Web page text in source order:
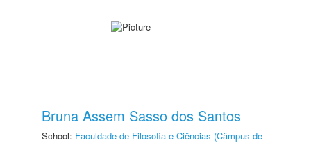
Bruna Assem Sasso dos Santos
School: Faculdade de Filosofia e Ciências (Câmpus de